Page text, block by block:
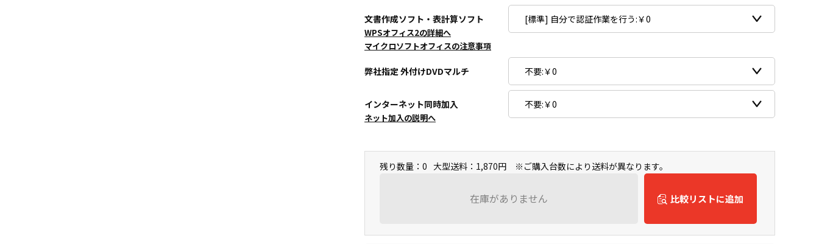
文書作成ソフト・表計算ソフト
WPSオフィス2の詳細へ
マイクロソフトオフィスの注意事項
弊社指定 外付けDVDマルチ
インターネット同時加入
ネット加入の説明へ
残り数量：0 大型送料：1,870円 ※ご購入台数により送料が異なります。
在庫がありません 比較リストに追加